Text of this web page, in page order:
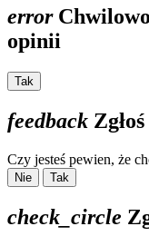
error
opinii
Tak
feedback
Czy jesteś pewien, że
Nie Tak
check_circle